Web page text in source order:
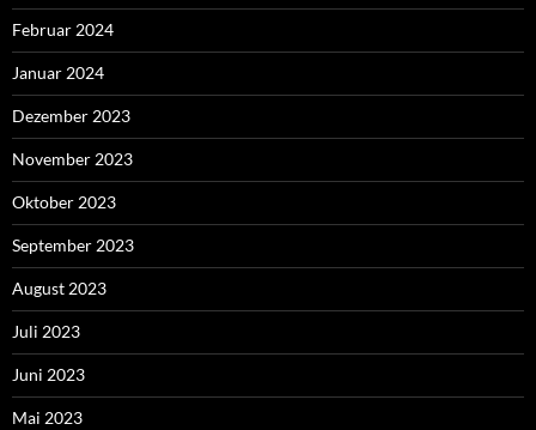
Februar 2024
Januar 2024
Dezember 2023
November 2023
Oktober 2023
September 2023
August 2023
Juli 2023
Juni 2023
Mai 2023